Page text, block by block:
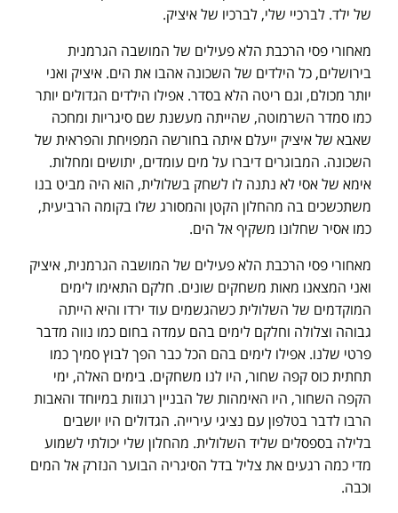
של ילד. לברכיי שלי, לברכיו של איציק.
מאחורי פסי הרכבת הלא פעילים של המושבה הגרמנית
בירושלים, כל הילדים של השכונה אהבו את הים. איציק ואני
יותר מכולם, וגם ריטה הלא בסדר. אפילו הילדים הגדולים יותר
כמו סמדר השרמוטה, שהייתה מעשנת שם סיגריות ומחכה
שאבא של איציק ייעלם איתה בחורשה המפויחת והפראית של
השכונה. המבוגרים דיברו על מים עומדים, יתושים ומחלות.
אימא של אסי לא נתנה לו לשחק בשלולית, הוא היה מביט בנו
משתכשכים בה מהחלון הקטן והמסורג שלו בקומה הרביעית,
כמו אסיר שחלונו משקיף אל הים.
מאחורי פסי הרכבת הלא פעילים של המושבה הגרמנית, איציק
ואני המצאנו מאות משחקים שונים. חלקם התאימו לימים
המוקדמים של השלולית כשהגשמים עוד ירדו והיא הייתה
גבוהה וצלולה וחלקם לימים בהם עמדה בחום כמו נווה מדבר
פרטי שלנו. אפילו לימים בהם הכל כבר הפך לבוץ סמיך כמו
תחתית כוס קפה שחור, היו לנו משחקים. בימים האלה, ימי
הקפה השחור, היו האימהות של הבניין רגוזות במיוחד והאבות
הרבו לדבר בטלפון עם נציגי עירייה. הגדולים היו יושבים
בלילה בספסלים שליד השלולית. מהחלון שלי יכולתי לשמוע
מדי כמה רגעים את צליל בדל הסיגריה הבוער הנזרק אל המים
וכבה.